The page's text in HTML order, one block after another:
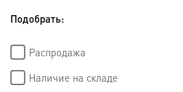
Подобрать:
Распродажа
Наличие на складе